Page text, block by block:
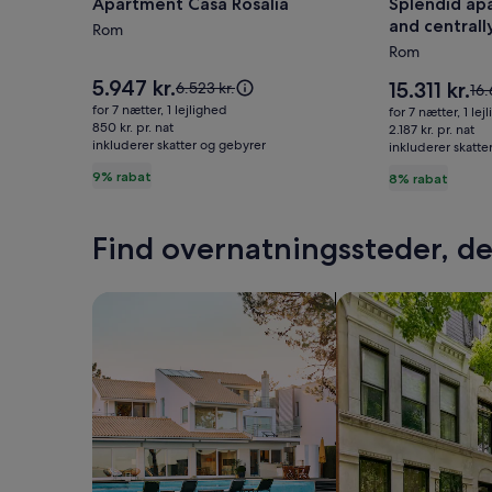
Apartment
Casa
Rom
9% rabat
Prisen
er
5.947 kr.
5.947 kr.Prisen
var
se
6.523 kr.
for 7 nætter, 1 lejlighed
850 kr. pr. nat
inkluderer skatter og gebyrer
Splendid
and
centrally,
between
St.
Peter
Spanish
Steps
and
Spanish Steps
Rom
8% rabat
Prisen
er
15.311 kr.
15.311 kr.
var
se
for 7 nætter, 1
2.187 kr. pr. nat
inkluderer
Find overnatningssteder,
Søg efter